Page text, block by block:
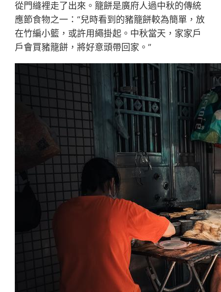
從門縫裡走了出來。籠餅是廣府人過中秋的傳統
應節食物之一：“兒時看到的豬籠餅較為簡單，放
在竹編小籃，或許用繩掛起。中秋當天，家家戶
戶會買豬籠餅，將好意頭帶回家。”